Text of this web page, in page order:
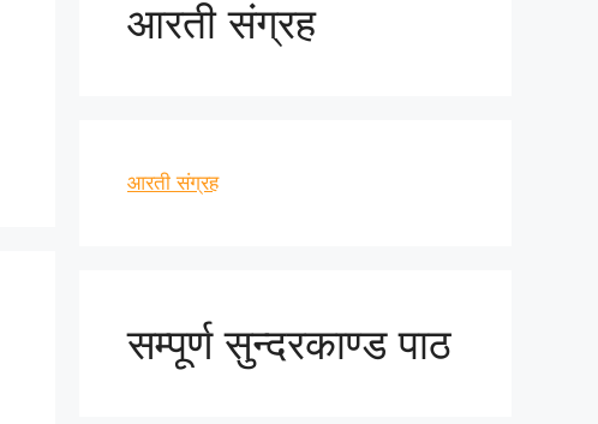
आरती संग्रह
आरती संग्रह
सम्पूर्ण सुन्दरकाण्ड पाठ